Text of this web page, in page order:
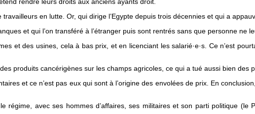
en lutte. Or, qui dirige l’Egypte depuis trois décennies et qui a
et qui l’on transféré à l’étranger puis sont rentrés sans que personne ne
et des usines, cela à bas prix, et en licenciant les salarié·e·s. Ce n’est
produits cancérigènes sur les champs agricoles, ce qui a tué aussi bien des
et ce n’est pas eux qui sont à l’origine des envolées de prix. En
régime, avec ses hommes d’affaires, ses militaires et son parti politique (le